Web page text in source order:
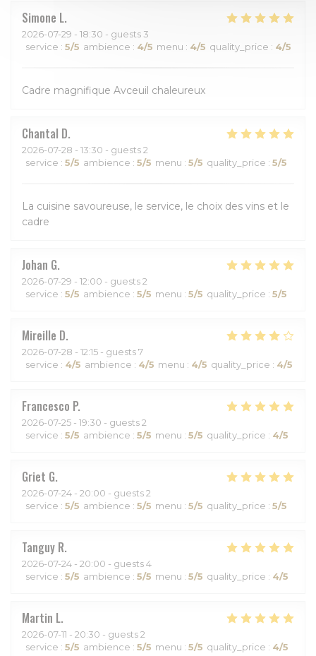
Simone L
2026-07-29 - 18:30 - guests 3
service : 5/5 ambience : 4/5 menu : 4/5 quality_price : 4/5
Cadre magnifique Avceuil chaleureux
Chantal D
2026-07-28 - 13:30 - guests 2
service : 5/5 ambience : 5/5 menu : 5/5 quality_price : 5/5
La cuisine savoureuse, le service, le choix des vins et le
cadre
Johan G
2026-07-29 - 12:00 - guests 2
service : 5/5 ambience : 5/5 menu : 5/5 quality_price : 5/5
Mireille D
2026-07-28 - 12:15 - guests 7
service : 4/5 ambience : 4/5 menu : 4/5 quality_price : 4/5
Francesco P
2026-07-25 - 19:30 - guests 2
service : 5/5 ambience : 5/5 menu : 5/5 quality_price : 4/5
Griet G
2026-07-24 - 20:00 - guests 2
service : 5/5 ambience : 5/5 menu : 5/5 quality_price : 5/5
Tanguy R
2026-07-24 - 20:00 - guests 4
service : 5/5 ambience : 5/5 menu : 5/5 quality_price : 4/5
Martin L
2026-07-11 - 20:30 - guests 2
service : 5/5 ambience : 5/5 menu : 5/5 quality_price : 4/5